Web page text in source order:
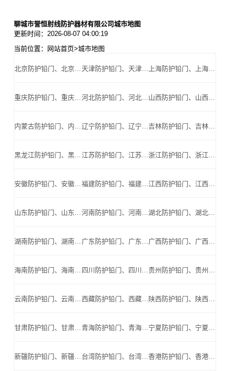
聊城市誉恒射线防护器材有限公司城市地图
更新时间：2026-08-07 04:00:19
当前位置：
网站首页>城市地图
北京防护铅门、北京防辐射铅门、北京医用铅门、北京手术室铅门、北京工业探伤铅门_北京手术室铅门公司 天津防护铅门、天津防辐射铅门、天津医用铅门、天津手术室铅门、天津工业探伤铅门_天津手术室铅门公司 上海防护铅门、上海防辐射铅门、上海医用铅门、上海手术室铅门、上海工业探伤铅门_上海手术室铅门公司
重庆防护铅门、重庆防辐射铅门、重庆医用铅门、重庆手术室铅门、重庆工业探伤铅门_重庆手术室铅门公司 河北防护铅门、河北防辐射铅门、河北医用铅门、河北手术室铅门、河北工业探伤铅门_河北手术室铅门公司 山西防护铅门、山西防辐射铅门、山西医用铅门、山西手术室铅门、山西工业探伤铅门_山西手术室铅门公司
内蒙古防护铅门、内蒙古防辐射铅门、内蒙古医用铅门、内蒙古手术室铅门、内蒙古工业探伤铅门_内蒙古手术室铅门公司 辽宁防护铅门、辽宁防辐射铅门、辽宁医用铅门、辽宁手术室铅门、辽宁工业探伤铅门_辽宁手术室铅门公司 吉林防护铅门、吉林防辐射铅门、吉林医用铅门、吉林手术室铅门、吉林工业探伤铅门_吉林手术室铅门公司
黑龙江防护铅门、黑龙江防辐射铅门、黑龙江医用铅门、黑龙江手术室铅门、黑龙江工业探伤铅门_黑龙江手术室铅门公司 江苏防护铅门、江苏防辐射铅门、江苏医用铅门、江苏手术室铅门、江苏工业探伤铅门_江苏手术室铅门公司 浙江防护铅门、浙江防辐射铅门、浙江医用铅门、浙江手术室铅门、浙江工业探伤铅门_浙江手术室铅门公司
安徽防护铅门、安徽防辐射铅门、安徽医用铅门、安徽手术室铅门、安徽工业探伤铅门_安徽手术室铅门公司 福建防护铅门、福建防辐射铅门、福建医用铅门、福建手术室铅门、福建工业探伤铅门_福建手术室铅门公司 江西防护铅门、江西防辐射铅门、江西医用铅门、江西手术室铅门、江西工业探伤铅门_江西手术室铅门公司
山东防护铅门、山东防辐射铅门、山东医用铅门、山东手术室铅门、山东工业探伤铅门_山东手术室铅门公司 河南防护铅门、河南防辐射铅门、河南医用铅门、河南手术室铅门、河南工业探伤铅门_河南手术室铅门公司 湖北防护铅门、湖北防辐射铅门、湖北医用铅门、湖北手术室铅门、湖北工业探伤铅门_湖北手术室铅门公司
湖南防护铅门、湖南防辐射铅门、湖南医用铅门、湖南手术室铅门、湖南工业探伤铅门_湖南手术室铅门公司 广东防护铅门、广东防辐射铅门、广东医用铅门、广东手术室铅门、广东工业探伤铅门_广东手术室铅门公司 广西防护铅门、广西防辐射铅门、广西医用铅门、广西手术室铅门、广西工业探伤铅门_广西手术室铅门公司
海南防护铅门、海南防辐射铅门、海南医用铅门、海南手术室铅门、海南工业探伤铅门_海南手术室铅门公司 四川防护铅门、四川防辐射铅门、四川医用铅门、四川手术室铅门、四川工业探伤铅门_四川手术室铅门公司 贵州防护铅门、贵州防辐射铅门、贵州医用铅门、贵州手术室铅门、贵州工业探伤铅门_贵州手术室铅门公司
云南防护铅门、云南防辐射铅门、云南医用铅门、云南手术室铅门、云南工业探伤铅门_云南手术室铅门公司 西藏防护铅门、西藏防辐射铅门、西藏医用铅门、西藏手术室铅门、西藏工业探伤铅门_西藏手术室铅门公司 陕西防护铅门、陕西防辐射铅门、陕西医用铅门、陕西手术室铅门、陕西工业探伤铅门_陕西手术室铅门公司
甘肃防护铅门、甘肃防辐射铅门、甘肃医用铅门、甘肃手术室铅门、甘肃工业探伤铅门_甘肃手术室铅门公司 青海防护铅门、青海防辐射铅门、青海医用铅门、青海手术室铅门、青海工业探伤铅门_青海手术室铅门公司 宁夏防护铅门、宁夏防辐射铅门、宁夏医用铅门、宁夏手术室铅门、宁夏工业探伤铅门_宁夏手术室铅门公司
新疆防护铅门、新疆防辐射铅门、新疆医用铅门、新疆手术室铅门、新疆工业探伤铅门_新疆手术室铅门公司 台湾防护铅门、台湾防辐射铅门、台湾医用铅门、台湾手术室铅门、台湾工业探伤铅门_台湾手术室铅门公司 香港防护铅门、香港防辐射铅门、香港医用铅门、香港手术室铅门、香港工业探伤铅门_香港手术室铅门公司